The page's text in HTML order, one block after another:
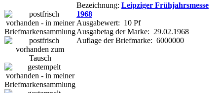
Bezeichnung: Leipziger Frühjahrsmesse
1968
Ausgabewert: 10 Pf
Ausgabetag der Marke: 29.02.1968
Auflage der Briefmarke: 6000000